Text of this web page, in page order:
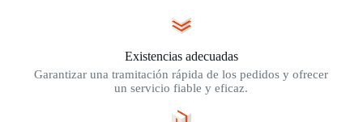
Existencias adecuadas
Garantizar una tramitación rápida de los pedidos y ofrecer
un servicio fiable y eficaz.